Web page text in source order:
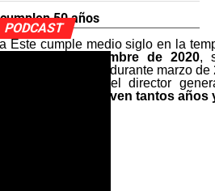
50 años
Este cumple medio siglo en la
desde noviembre de 2020,
a este periódico durante marzo de
de 2020, el director
que lleven tantos
PODCAST